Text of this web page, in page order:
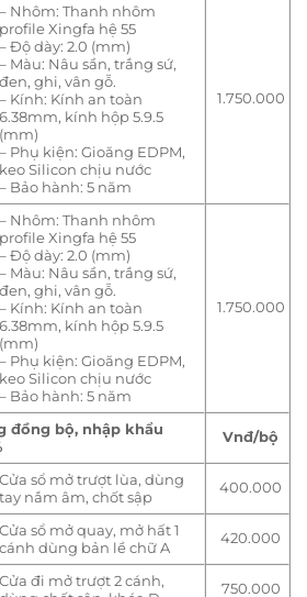
– Nhôm: Thanh nhôm
profile Xingfa hệ 55
– Độ dày: 2.0 (mm)
– Màu: Nâu sần, trắng sứ,
đen, ghi, vân gỗ.
– Kính: Kính an toàn
6.38mm, kính hộp 5.9.5
(mm)
– Phụ kiện: Gioăng EDPM,
keo Silicon chịu nước
– Bảo hành: 5 năm
1.750.000
– Nhôm: Thanh nhôm
profile Xingfa hệ 55
– Độ dày: 2.0 (mm)
– Màu: Nâu sần, trắng sứ,
đen, ghi, vân gỗ.
– Kính: Kính an toàn
6.38mm, kính hộp 5.9.5
(mm)
– Phụ kiện: Gioăng EDPM,
keo Silicon chịu nước
– Bảo hành: 5 năm
1.750.000
đồng bộ, nhập khẩu
Vnđ/bộ
Cửa sổ mở trượt lùa, dùng
tay nắm âm, chốt sập
400.000
Cửa sổ mở quay, mở hất 1
cánh dùng bản lề chữ A
420.000
Cửa đi mở trượt 2 cánh,
750.000